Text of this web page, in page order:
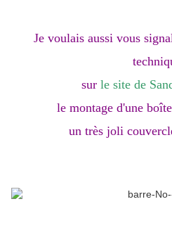
Je voulais aussi vous
sur le site de
le montage d'une
un très joli